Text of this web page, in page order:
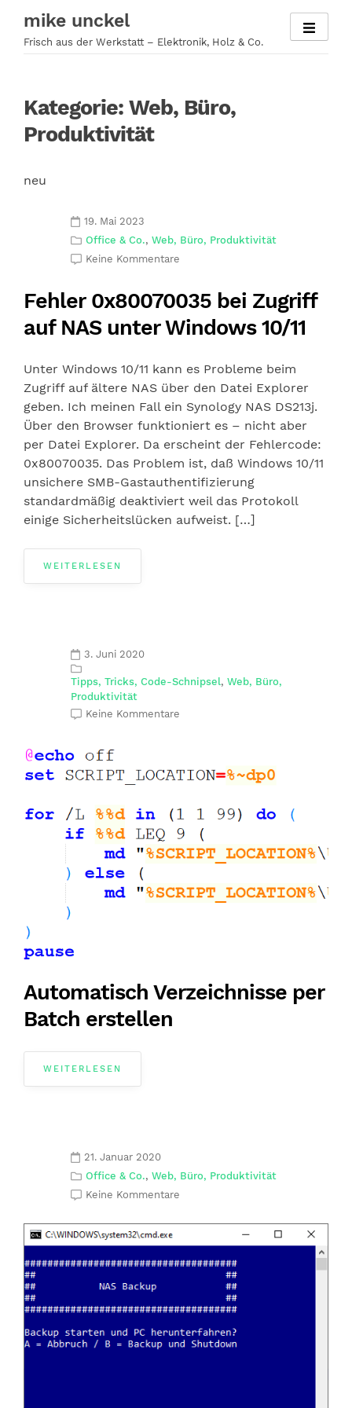
Inhalt
springen
mike unckel
Frisch aus der Werkstatt – Elektronik, Holz & Co.
Kategorie: Web, Büro,
Produktivität
neu
19. Mai 2023
Office & Co., Web, Büro, Produktivität
Keine Kommentare
Fehler 0x80070035 bei Zugriff
auf NAS unter Windows 10/11
Unter Windows 10/11 kann es Probleme beim
Zugriff auf ältere NAS über den Datei Explorer
geben. Ich meinen Fall ein Synology NAS DS213j.
Über den Browser funktioniert es – nicht aber
per Datei Explorer. Da erscheint der Fehlercode:
0x80070035. Das Problem ist, daß Windows 10/11
unsichere SMB-Gastauthentifizierung
standardmäßig deaktiviert weil das Protokoll
einige Sicherheitslücken aufweist. […]
WEITERLESEN
3. Juni 2020
Tipps, Tricks, Code-Schnipsel, Web, Büro,
Produktivität
Keine Kommentare
Automatisch Verzeichnisse per
Batch erstellen
WEITERLESEN
21. Januar 2020
Office & Co., Web, Büro, Produktivität
Keine Kommentare